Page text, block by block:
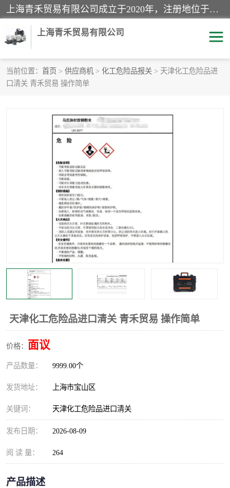
上海青禾贸易有限公司成立于2020年，注册地位于上海市宝山区。经营范围包括：机械设备、五金制品、劳防用品、电子产品、塑胶制品、家具、模具、纺织品、仪器仪表、建筑材料、装饰材料、化工产品、金属制品、机车配件等货物进出口报关、清关服务。
上海青禾贸易有限公司
当前位置： 首页 > 供应商机 > 化工危险品报关 > 天津化工危险品进
口清关 青禾贸易 操作简单
天津化工危险品进口清关 青禾贸易 操作简单
价格： 面议
产品数量： 9999.00个
发货地址： 上海市宝山区
关键词： 天津化工危险品进口清关
发布日期： 2026-08-09
阅 读 量： 264
产品描述
酒类饮料报关
进口退运报关 服装进口清关
家用电器报关
国际灯具清关